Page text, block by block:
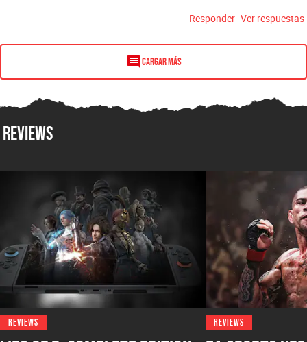
Responder Ver respuestas
Cargar más
Reviews
REVIEWS REVIEWS